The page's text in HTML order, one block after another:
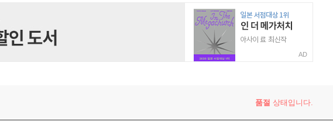
AD
품절 상태입니다.